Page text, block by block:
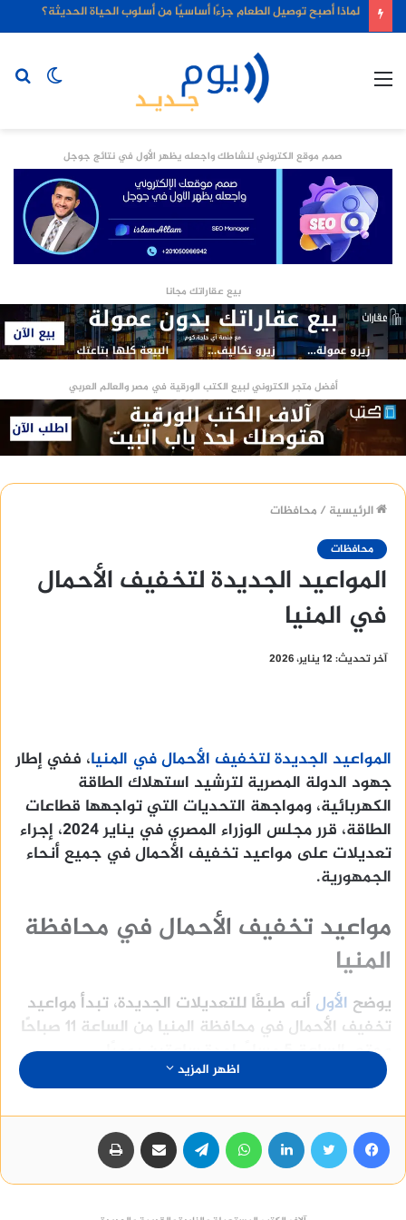
لماذا أصبح توصيل الطعام جزءًا أساسيًا من أسلوب الحياة الحديثة؟
الوضع
صمم موقع الكتروني لنشاطك واجعله يظهر الأول في نتائج جوجل
بيع عقاراتك مجانا
أفضل متجر الكتروني لبيع الكتب الورقية في مصر والعالم العربي
الرئيسية / محافظات
محافظات
المواعيد الجديدة لتخفيف الأحمال
في المنيا
آخر تحديث: 12 يناير، 2026
المواعيد الجديدة لتخفيف الأحمال في المنيا، ففي إطار
جهود الدولة المصرية لترشيد استهلاك الطاقة
الكهربائية، ومواجهة التحديات التي تواجهها قطاعات
الطاقة، قرر مجلس الوزراء المصري في يناير 2024، إجراء
تعديلات على مواعيد تخفيف الأحمال في جميع أنحاء
الجمهورية.
مواعيد تخفيف الأحمال في محافظة
المنيا
يوضح الأول أنه طبقًا للتعديلات الجديدة، تبدأ مواعيد
تخفيف الأحمال في محافظة المنيا من الساعة 11 صباحًا
وحتى الساعة 5 مساءً، لمدة ساعتين يوميًا.
المناطق التي يتم فيها تخفيف
الأحمال
يتم تخفيف الأحمال في جميع أنحاء محافظة المنيا، بما
اظهر المزيد